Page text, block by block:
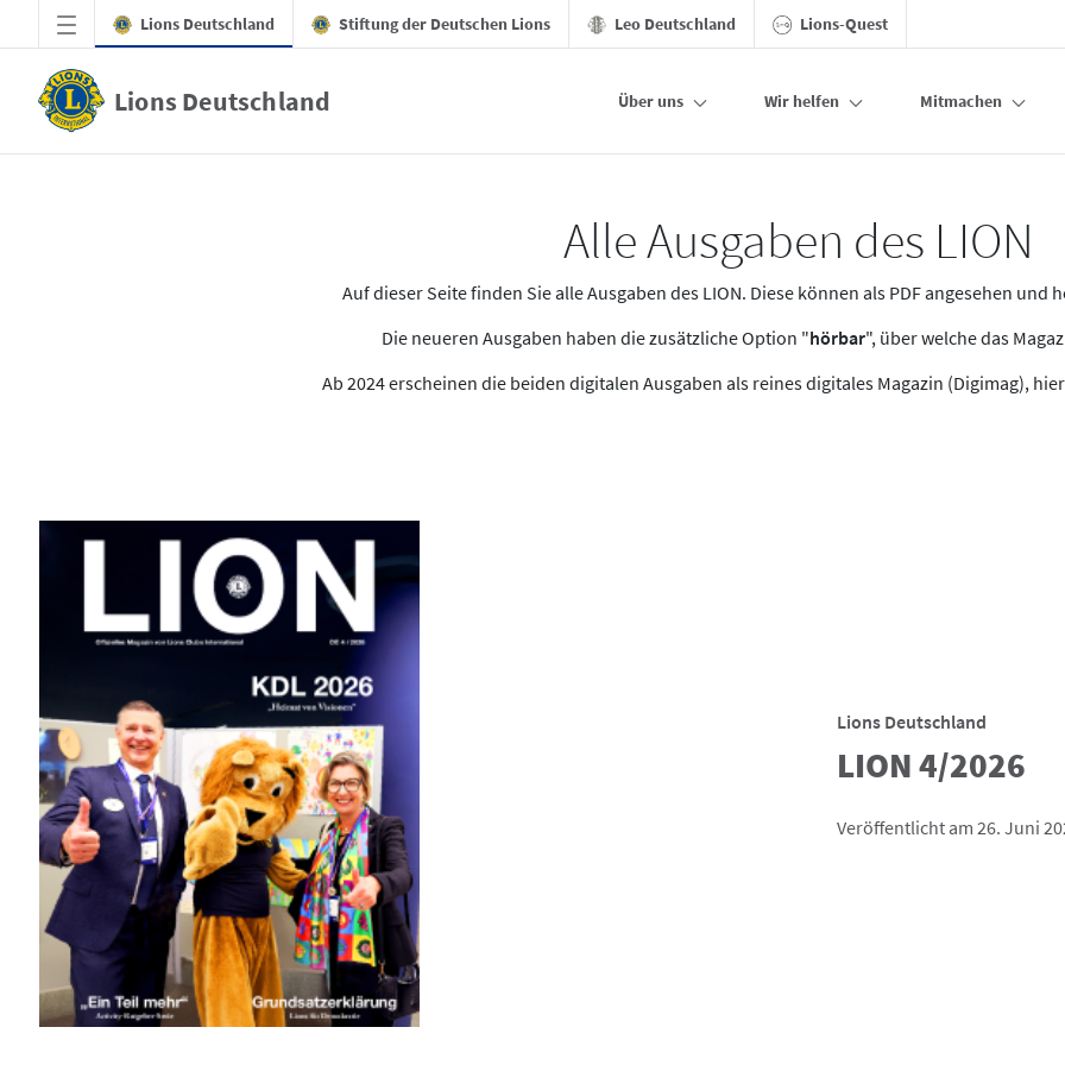
Zum Hauptinhalt springen
Lions Deutschland Stiftung der Deutschen Lions Leo Deutschland Lions-Quest
Lions Deutschland Über uns Wir helfen Mitmachen
Alle Ausgaben des LION
Auf dieser Seite finden Sie alle Ausgaben des LION. Diese können als PDF angesehen und
Die neueren Ausgaben haben die zusätzliche Option "hörbar", über welche das
Ab 2024 erscheinen die beiden digitalen Ausgaben als reines digitales Magazin (Digimag),
Lions Deutschland
LION 4/2026
Veröffentlicht am 26. Juni